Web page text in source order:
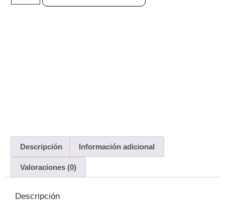
Descripción Información adicional
Valoraciones (0)
Descripción